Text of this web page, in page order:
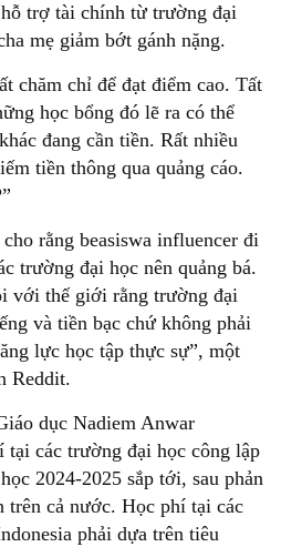
trợ tài chính từ trường đại
mẹ giảm bớt gánh nặng.
chăm chỉ để đạt điểm cao. Tất
học bổng đó lẽ ra có thể
đang cần tiền. Rất nhiều
tiền thông qua quảng cáo.
rằng beasiswa influencer đi
trường đại học nên quảng bá.
với thế giới rằng trường đại
và tiền bạc chứ không phải
lực học tập thực sự”, một
Reddit.
dục Nadiem Anwar
các trường đại học công lập
2024-2025 sắp tới, sau phản
cả nước. Học phí tại các
phải dựa trên tiêu